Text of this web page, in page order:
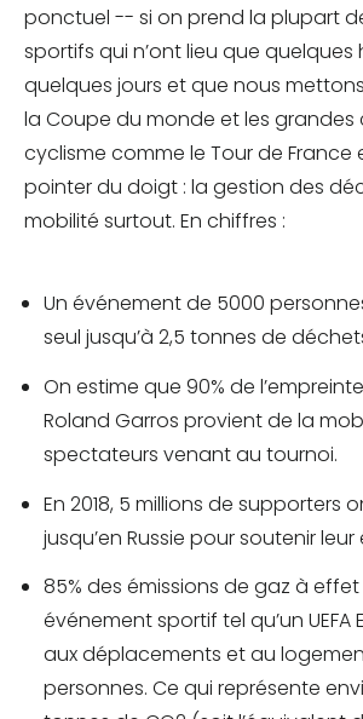
ponctuel -- si on prend la plupart
sportifs qui n’ont lieu que quelques
quelques jours et que nous
la Coupe du monde et les grandes
cyclisme comme le Tour de France
pointer du doigt : la gestion des
mobilité surtout. En chiffres :
Un événement de 5000
seul jusqu’à 2,5 tonnes de
On estime que 90% de
Roland Garros provient de la
spectateurs venant au tournoi.
En 2018, 5 millions de supporters
jusqu’en Russie pour soutenir
85% des émissions de gaz à effet
événement sportif tel qu’un UEFA
aux déplacements et au
personnes. Ce qui représente